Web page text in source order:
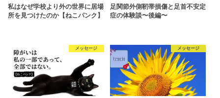
私はなぜ学校より外の世界に居場
所を見つけたのか【ねこパンク】
足関節外側靭帯損傷と足首不安定
症の体験談〜後編〜
メッセージ メッセージ